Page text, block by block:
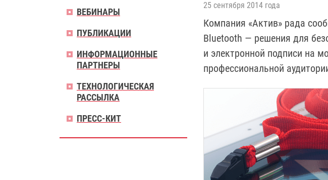
25 сентября 2014 года
Компания «Актив» рада
Bluetooth — решения для
и электронной подписи на
профессиональной
ВЕБИНАРЫ
ПУБЛИКАЦИИ
ИНФОРМАЦИОННЫЕ
ПАРТНЕРЫ
ТЕХНОЛОГИЧЕСКАЯ
РАССЫЛКА
ПРЕСС-КИТ